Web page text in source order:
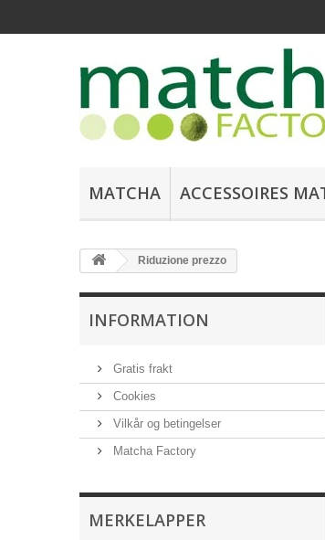
MATCHA ACCESSOIRES
Riduzione prezzo
INFORMATION
Gratis frakt
Cookies
Vilkår og betingelser
Matcha Factory
MERKELAPPER